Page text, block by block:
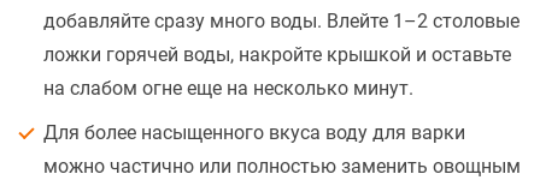
добавляйте сразу много воды. Влейте 1–2 столовые
ложки горячей воды, накройте крышкой и оставьте
на слабом огне еще на несколько минут.
Для более насыщенного вкуса воду для варки
можно частично или полностью заменить овощным